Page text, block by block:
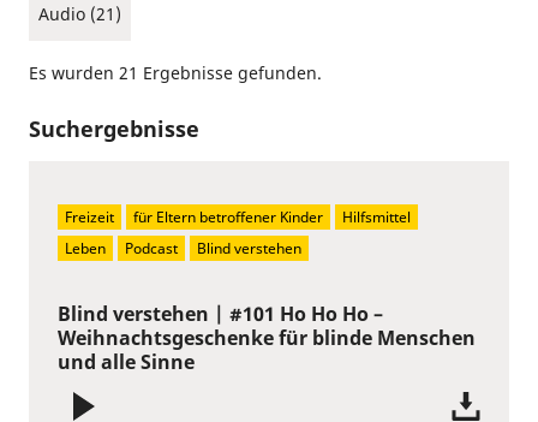
Audio (21)
Es wurden 21 Ergebnisse gefunden.
Suchergebnisse
Blind verstehen | #101 Ho Ho Ho –
Weihnachtsgeschenke für blinde Menschen
und alle Sinne
Freizeit für Eltern betroffener Kinder
Hilfsmittel
Leben
Podcast Blind verstehen